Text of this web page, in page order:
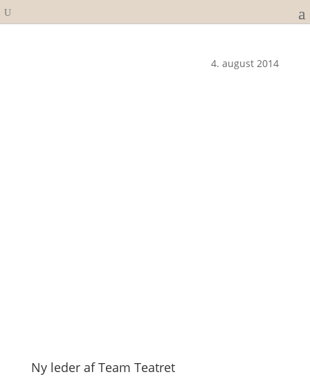
4. august 2014
Ny leder af Team Teatret